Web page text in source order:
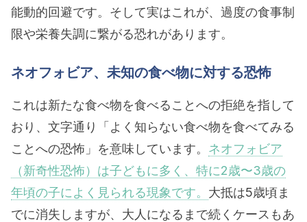
能動的回避です。そして実はこれが、過度の食事制
限や栄養失調に繋がる恐れがあります。
ネオフォビア、未知の食べ物に対する恐怖
これは新たな食べ物を食べることへの拒絶を指して
おり、文字通り「よく知らない食べ物を食べてみる
ことへの恐怖」を意味しています。 ネオフォビア
（新奇性恐怖）は子どもに多く、特に2歳〜3歳の
年頃の子によく見られる現象です。 大抵は5歳頃ま
でに消失しますが、大人になるまで続くケースもあ